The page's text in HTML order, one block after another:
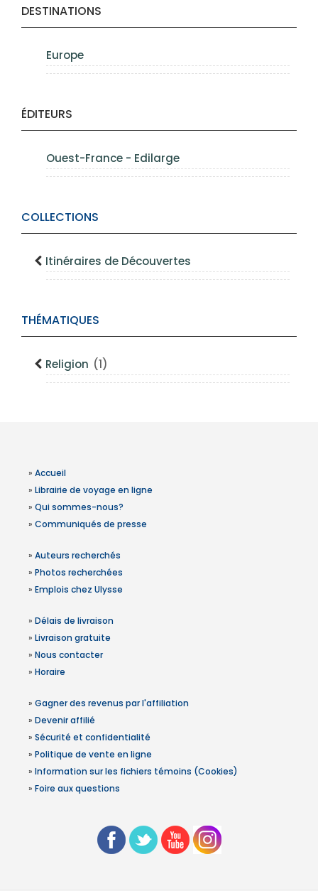
DESTINATIONS
Europe
ÉDITEURS
Ouest-France - Edilarge
COLLECTIONS
Itinéraires de Découvertes
THÉMATIQUES
Religion (1)
» Accueil
» Librairie de voyage en ligne
» Qui sommes-nous?
» Communiqués de presse
» Auteurs recherchés
» Photos recherchées
» Emplois chez Ulysse
» Délais de livraison
» Livraison gratuite
» Nous contacter
» Horaire
» Gagner des revenus par l'affiliation
» Devenir affilié
» Sécurité et confidentialité
» Politique de vente en ligne
» Information sur les fichiers témoins (Cookies)
» Foire aux questions